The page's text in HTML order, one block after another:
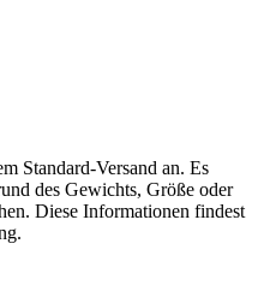
Standard-Versand an. Es
des Gewichts, Größe oder
Diese Informationen findest